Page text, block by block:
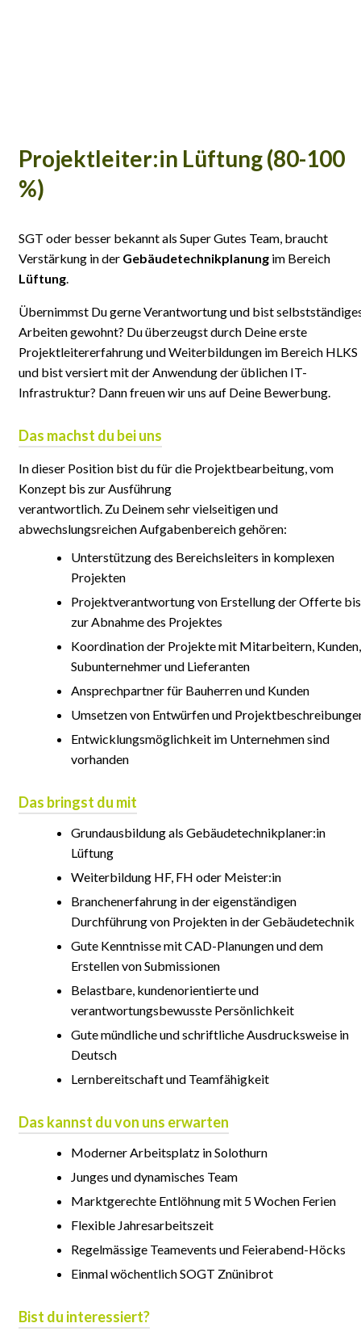
Projektleiter:in Lüftung (80-100
%)
SGT oder besser bekannt als Super Gutes Team, braucht
Verstärkung in der Gebäudetechnikplanung im Bereich
Lüftung
Übernimmst Du gerne Verantwortung und bist
Arbeiten gewohnt? Du überzeugst durch Deine erste
Projektleitererfahrung und Weiterbildungen im Bereich HLKS
und bist versiert mit der Anwendung der üblichen IT-
Infrastruktur? Dann freuen wir uns auf Deine Bewerbung.
Das machst du bei uns
In dieser Position bist du für die Projektbearbeitung, vom
Konzept bis zur Ausführung
verantwortlich. Zu Deinem sehr vielseitigen und
abwechslungsreichen Aufgabenbereich gehören:
Unterstützung des Bereichsleiters in komplexen
Projekten
Projektverantwortung von Erstellung der Offerte bis
zur Abnahme des Projektes
Koordination der Projekte mit Mitarbeitern, Kunden,
Subunternehmer und Lieferanten
Ansprechpartner für Bauherren und Kunden
Umsetzen von Entwürfen und
Entwicklungsmöglichkeit im Unternehmen sind
vorhanden
Das bringst du mit
Grundausbildung als Gebäudetechnikplaner:in
Lüftung
Weiterbildung HF, FH oder Meister:in
Branchenerfahrung in der eigenständigen
Durchführung von Projekten in der Gebäudetechnik
Gute Kenntnisse mit CAD-Planungen und dem
Erstellen von Submissionen
Belastbare, kundenorientierte und
verantwortungsbewusste Persönlichkeit
Gute mündliche und schriftliche Ausdrucksweise in
Deutsch
Lernbereitschaft und Teamfähigkeit
Das kannst du von uns erwarten
Moderner Arbeitsplatz in Solothurn
Junges und dynamisches Team
Marktgerechte Entlöhnung mit 5 Wochen Ferien
Flexible Jahresarbeitszeit
Regelmässige Teamevents und Feierabend-Höcks
Einmal wöchentlich SOGT Znünibrot
Bist du interessiert?